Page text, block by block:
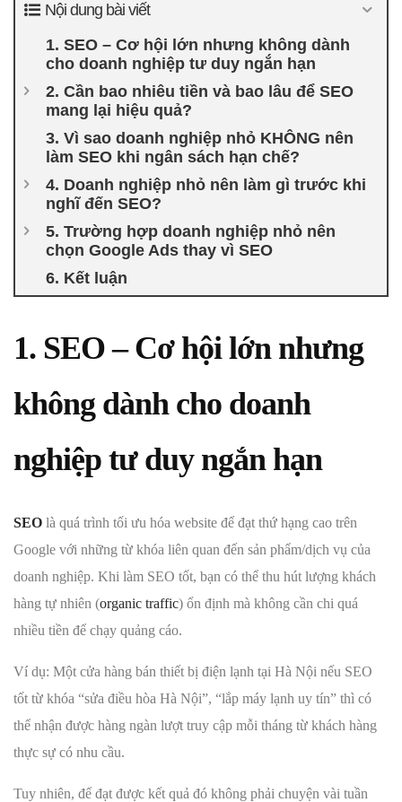
Nội dung bài viết
1. SEO – Cơ hội lớn nhưng không dành
cho doanh nghiệp tư duy ngắn hạn
2. Cần bao nhiêu tiền và bao lâu để SEO
mang lại hiệu quả?
3. Vì sao doanh nghiệp nhỏ KHÔNG nên
làm SEO khi ngân sách hạn chế?
4. Doanh nghiệp nhỏ nên làm gì trước khi
nghĩ đến SEO?
5. Trường hợp doanh nghiệp nhỏ nên
chọn Google Ads thay vì SEO
6. Kết luận
1. SEO – Cơ hội lớn nhưng
không dành cho doanh
nghiệp tư duy ngắn hạn
SEO là quá trình tối ưu hóa website để đạt thứ hạng cao trên
Google với những từ khóa liên quan đến sản phẩm/dịch vụ của
doanh nghiệp. Khi làm SEO tốt, bạn có thể thu hút lượng khách
hàng tự nhiên (organic traffic) ổn định mà không cần chi quá
nhiều tiền để chạy quảng cáo.
Ví dụ: Một cửa hàng bán thiết bị điện lạnh tại Hà Nội nếu SEO
tốt từ khóa “sửa điều hòa Hà Nội”, “lắp máy lạnh uy tín” thì có
thể nhận được hàng ngàn lượt truy cập mỗi tháng từ khách hàng
thực sự có nhu cầu.
Tuy nhiên, để đạt được kết quả đó không phải chuyện vài tuần